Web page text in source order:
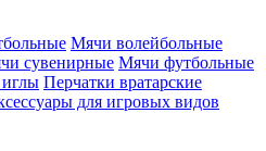
Мячи волейбольные
сувенирные Мячи футбольные
Перчатки вратарские
для игровых видов